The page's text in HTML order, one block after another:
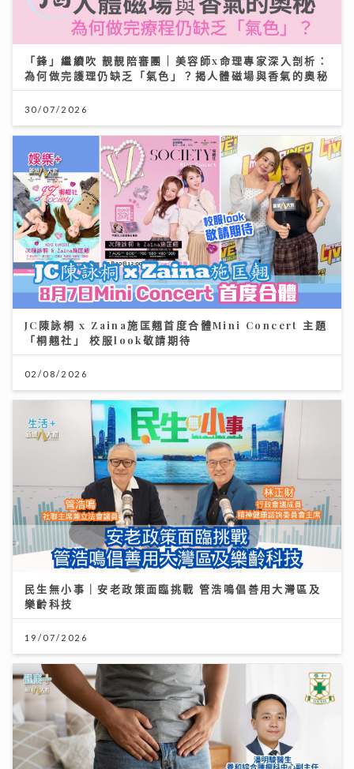
「鋒」繼續吹 靚靚陪審團 | 美容師x命理專家深入剖析：
為何做完護理仍缺乏「氣色」？揭人體磁場與香氣的奧秘
30/07/2026
JC陳詠桐 x Zaina施匡翹首度合體Mini Concert 主題
「桐翹社」 校服look敬請期待
02/08/2026
民生無小事｜安老政策面臨挑戰 管浩鳴倡善用大灣區及
樂齡科技
19/07/2026